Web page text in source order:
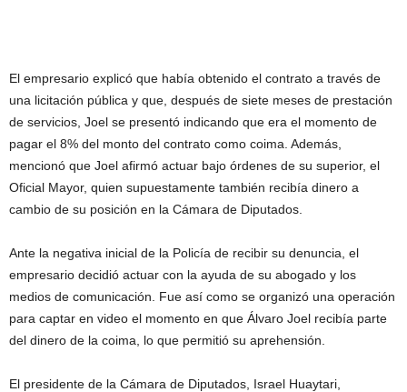
El empresario explicó que había obtenido el contrato a través de
una licitación pública y que, después de siete meses de prestación
de servicios, Joel se presentó indicando que era el momento de
pagar el 8% del monto del contrato como coima. Además,
mencionó que Joel afirmó actuar bajo órdenes de su superior, el
Oficial Mayor, quien supuestamente también recibía dinero a
cambio de su posición en la Cámara de Diputados.
Ante la negativa inicial de la Policía de recibir su denuncia, el
empresario decidió actuar con la ayuda de su abogado y los
medios de comunicación. Fue así como se organizó una operación
para captar en video el momento en que Álvaro Joel recibía parte
del dinero de la coima, lo que permitió su aprehensión.
El presidente de la Cámara de Diputados, Israel Huaytari,